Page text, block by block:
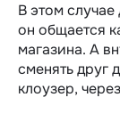
В этом случае
он общается
магазина. А
сменять друг
клоузер,